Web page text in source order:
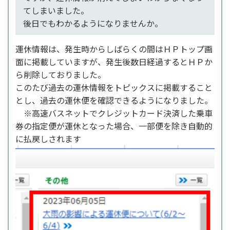
てしまいました。
後日でもわかるようになりませんか。
運休情報は、発生時からしばらくの間はＨＰトップ画
面に掲載していますが、発生後数日経過するとＨＰか
ら削除しておりました。
このたび過去の運休情報をトピックスに掲載すること
とし、過去の運休便を確認できるようになりました。
※高速バスネットでクレジットカード決済した乗車
券の指定便が運休となった場合、一部便を除き自動的
に払戻しされます